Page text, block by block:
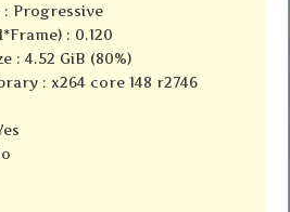
: Progressive
: 0.120
: 4.52 GiB (80%)
: x264 core 148 r2746